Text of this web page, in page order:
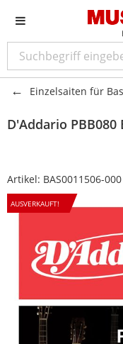
Einzelsaiten für
D'Addario PBB080
Artikel: BAS0011506-000
AUSVERKAUFT!